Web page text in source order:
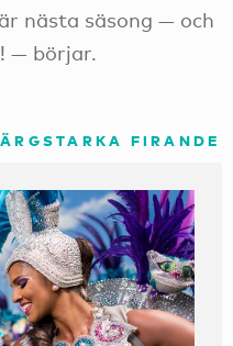
nästa säsong — och
— börjar.
FIRANDE